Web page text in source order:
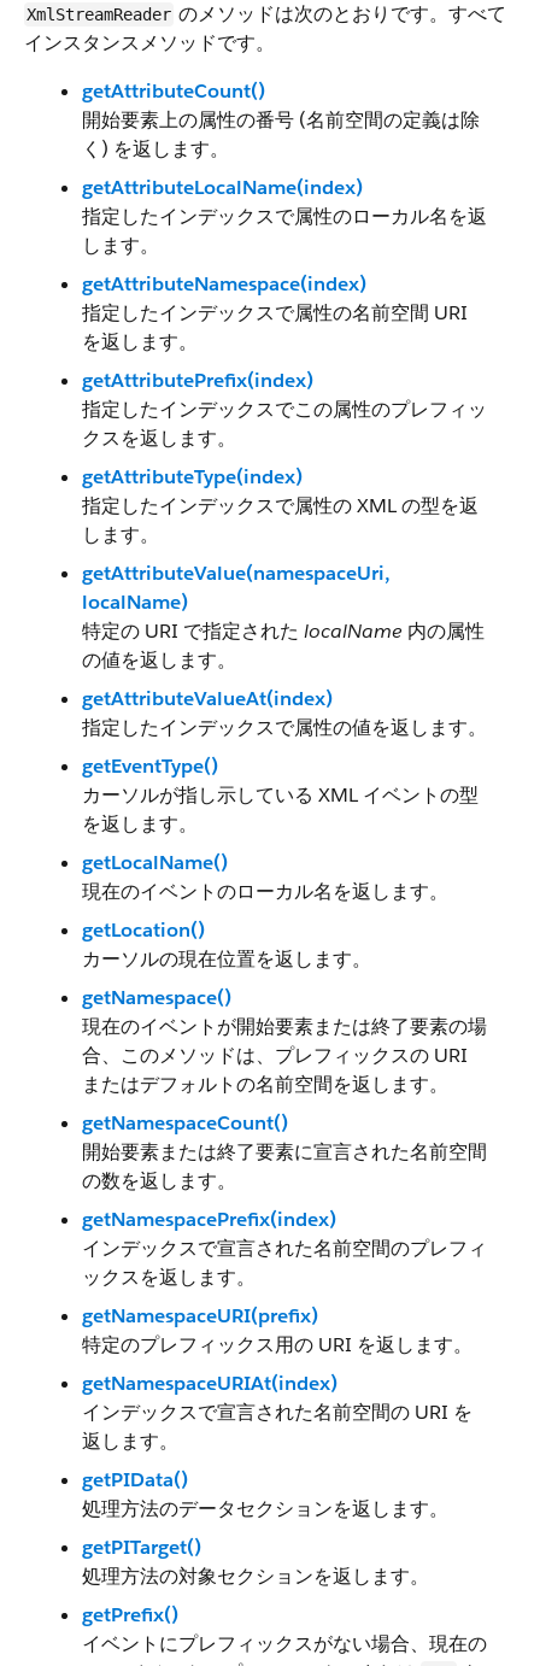
XmlStreamReader のメソッドは次のとおりです。すべて
インスタンスメソッドです。
getAttributeCount()
開始要素上の属性の番号 (名前空間の定義は除
く) を返します。
getAttributeLocalName(index)
指定したインデックスで属性のローカル名を返
します。
getAttributeNamespace(index)
指定したインデックスで属性の名前空間 URI
を返します。
getAttributePrefix(index)
指定したインデックスでこの属性のプレフィッ
クスを返します。
getAttributeType(index)
指定したインデックスで属性の XML の型を返
します。
getAttributeValue(namespaceUri,
localName)
特定の URI で指定された localName 内の属性
の値を返します。
getAttributeValueAt(index)
指定したインデックスで属性の値を返します。
getEventType()
カーソルが指し示している XML イベントの型
を返します。
getLocalName()
現在のイベントのローカル名を返します。
getLocation()
カーソルの現在位置を返します。
getNamespace()
現在のイベントが開始要素または終了要素の場
合、このメソッドは、プレフィックスの URI
またはデフォルトの名前空間を返します。
getNamespaceCount()
開始要素または終了要素に宣言された名前空間
の数を返します。
getNamespacePrefix(index)
インデックスで宣言された名前空間のプレフィ
ックスを返します。
getNamespaceURI(prefix)
特定のプレフィックス用の URI を返します。
getNamespaceURIAt(index)
インデックスで宣言された名前空間の URI を
返します。
getPIData()
処理方法のデータセクションを返します。
getPITarget()
処理方法の対象セクションを返します。
getPrefix()
イベントにプレフィックスがない場合、現在の